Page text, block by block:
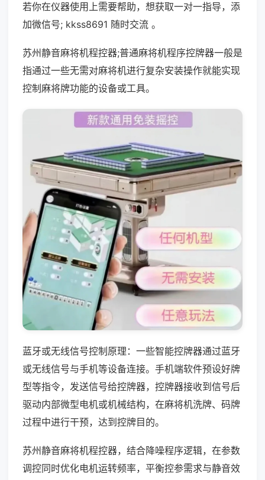
若你在仪器使用上需要帮助，想获取一对一指导，添
加微信号; kkss8691 随时交流 。
苏州静音麻将机程控器;普通麻将机程序控牌器一般是
指通过一些无需对麻将机进行复杂安装操作就能实现
控制麻将牌功能的设备或工具。
蓝牙或无线信号控制原理：一些智能控牌器通过蓝牙
或无线信号与手机等设备连接。手机端软件预设好牌
型等指令，发送信号给控牌器，控牌器接收到信号后
驱动内部微型电机或机械结构，在麻将机洗牌、码牌
过程中进行干预，达到控牌目的。
苏州静音麻将机程控器，结合降噪程序逻辑，在参数
调控同时优化电机运转频率，平衡控参需求与静音效